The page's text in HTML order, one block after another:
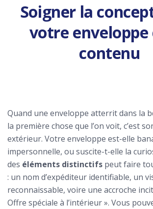
Soigner la
votre enveloppe
contenu
Quand une enveloppe atterrit dans la
la première chose que l’on voit, c’est
extérieur. Votre enveloppe est-elle
impersonnelle, ou suscite-t-elle la
des éléments distinctifs peut faire
: un nom d’expéditeur identifiable, un
reconnaissable, voire une accroche
Offre spéciale à l’intérieur ». Vous